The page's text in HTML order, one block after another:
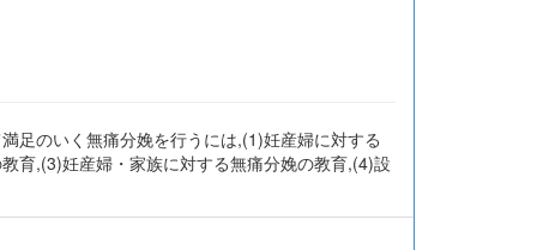
足のいく無痛分娩を行うには,(1)妊産婦に対する
育,(3)妊産婦・家族に対する無痛分娩の教育,(4)設